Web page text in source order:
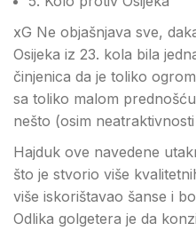
xG Ne objašnjava sve,
Osijeka iz 23. kola bila
činjenica da je toliko
sa toliko malom
nešto (osim
Hajduk ove navedene
što je stvorio više
više iskorištavao šanse i
Odlika golgetera je da